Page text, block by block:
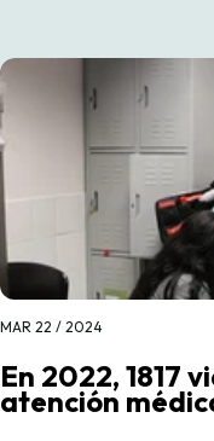
MAR 22 / 2024
En 2022, 1817
atención